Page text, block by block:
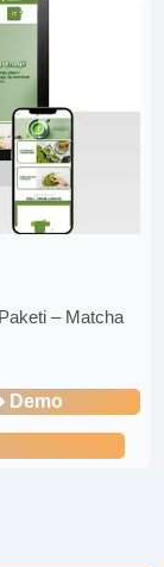
– Matcha
Demo